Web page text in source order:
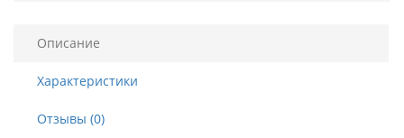
Описание
Характеристики
Отзывы (0)